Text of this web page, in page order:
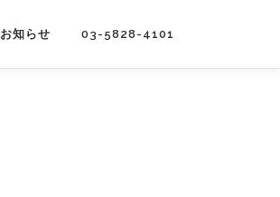
お知らせ 03-5828-4101